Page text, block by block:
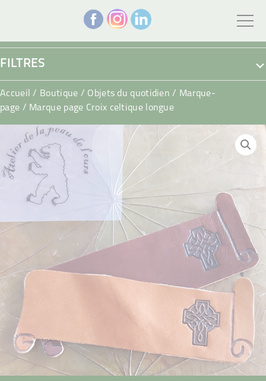
FILTRES
Accueil / Boutique / Objets du quotidien / Marque-
page / Marque page Croix celtique longue